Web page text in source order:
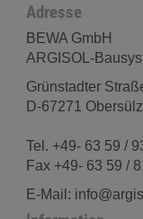
Adresse
BEWA GmbH
ARGISOL-
Grünstadter
D-67271
Tel. +49- 63 59 /
Fax +49- 63 59 /
E-Mail: